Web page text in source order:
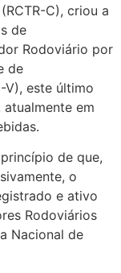
C), criou a
de
Rodoviário por
de
V), este último
atualmente em
de que,
o
e ativo
Rodoviários
Nacional de